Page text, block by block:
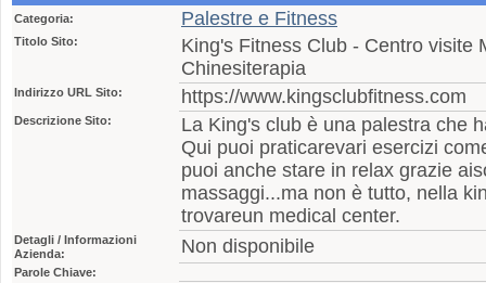
Categoria: Palestre e Fitness
Titolo Sito:
King's Fitness Club - Centro visite
Chinesiterapia
Indirizzo URL Sito: https://www.kingsclubfitness.com
Descrizione Sito:
La King's club è una palestra che
Qui puoi praticarevari esercizi
puoi anche stare in relax grazie
massaggi...ma non è tutto, nella
trovareun medical center.
Detagli / Informazioni
Azienda:
Non disponibile
Parole Chiave: